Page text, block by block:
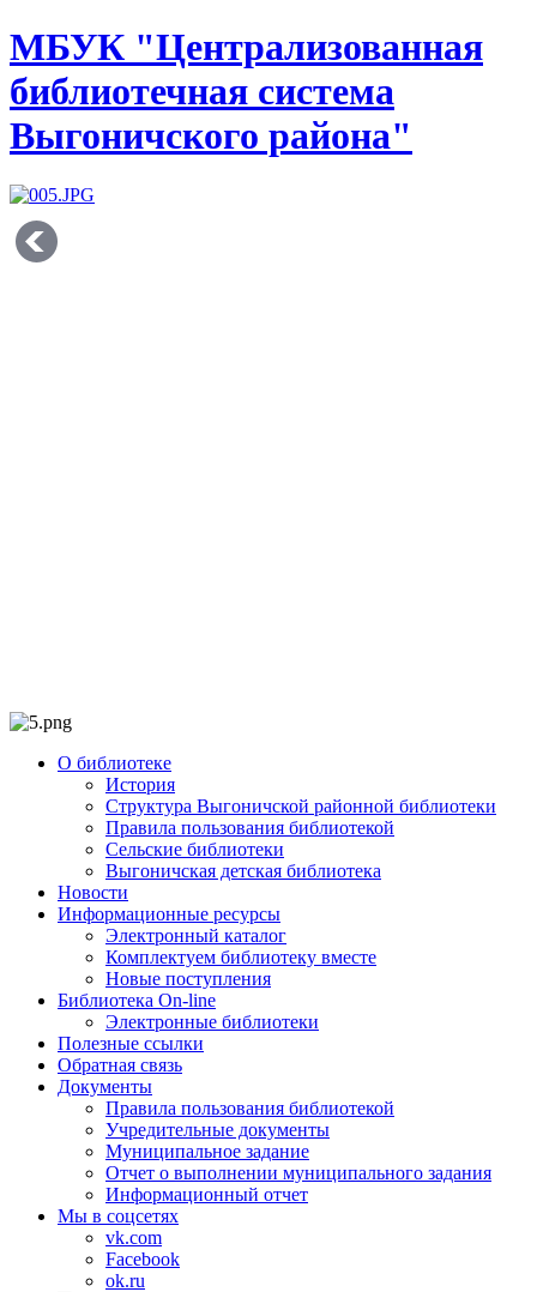
МБУК "Централизованная
библиотечная система
Выгоничского района"
О библиотеке
История
Структура Выгоничской районной библиотеки
Правила пользования библиотекой
Сельские библиотеки
Выгоничская детская библиотека
Новости
Информационные ресурсы
Электронный каталог
Комплектуем библиотеку вместе
Новые поступления
Библиотека On-line
Электронные библиотеки
Полезные ссылки
Обратная связь
Документы
Правила пользования библиотекой
Учредительные документы
Муниципальное задание
Отчет о выполнении муниципального задания
Информационный отчет
Мы в соцсетях
vk.com
Facebook
ok.ru